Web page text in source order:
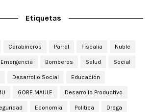
Etiquetas
Carabineros Parral Fiscalia Ñuble
Emergencia Bomberos Salud Social
Desarrollo Social Educación
GORE MAULE Desarrollo Productivo
Economia Politica Droga